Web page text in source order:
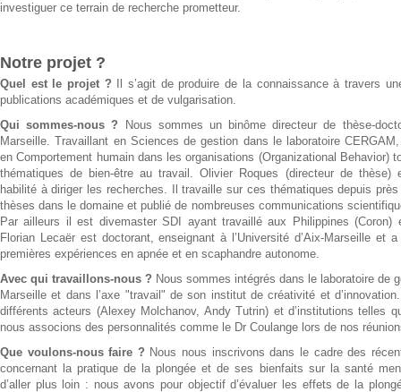
investiguer ce terrain de recherche prometteur.
Notre projet ?
Quel est le projet ?
Il s’agit de produire de la connaissance à travers
publications académiques et de vulgarisation.
Qui sommes-nous ?
Nous sommes un binôme directeur de thèse-
Marseille. Travaillant en Sciences de gestion dans le laboratoire
en Comportement humain dans les organisations (Organizational Behavior)
thématiques de bien-être au travail. Olivier Roques (directeur de thèse)
habilité à diriger les recherches. Il travaille sur ces thématiques depuis
thèses dans le domaine et publié de nombreuses communications
Par ailleurs il est divemaster SDI ayant travaillé aux Philippines (Coron)
Florian Lecaër est doctorant, enseignant à l’Université d’Aix-Marseille et
premières expériences en apnée et en scaphandre autonome.
Avec qui travaillons-nous ? Nous sommes intégrés dans le laboratoire de
Marseille et dans l’axe "travail" de son institut de créativité et
différents acteurs (Alexey Molchanov, Andy Tutrin) et d’institutions telles
nous associons des personnalités comme le Dr Coulange lors de nos
Que voulons-nous faire ? Nous nous inscrivons dans le cadre des
concernant la pratique de la plongée et de ses bienfaits sur la santé
d’aller plus loin : nous avons pour objectif d’évaluer les effets de la